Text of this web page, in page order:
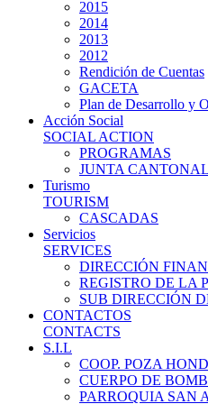
2015
2014
2013
2012
Rendición de Cuentas
GACETA
Plan de Desarrollo y
Acción Social
SOCIAL ACTION
PROGRAMAS
JUNTA
Turismo
TOURISM
CASCADAS
Servicios
SERVICES
DIRECCIÓN
REGISTRO DE LA
SUB DIRECCIÓN
CONTACTOS
CONTACTS
S.I.L
COOP. POZA
CUERPO DE
PARROQUIA SAN